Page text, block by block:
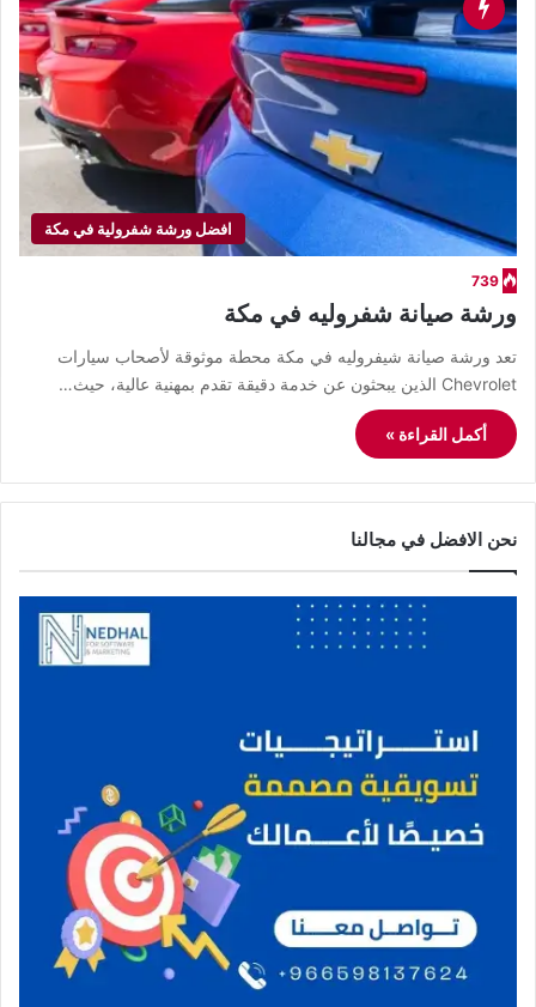
افضل ورشة شفرولية في مكة
739
ورشة صيانة شفروليه في مكة
تعد ورشة صيانة شيفروليه في مكة محطة موثوقة لأصحاب سيارات
Chevrolet الذين يبحثون عن خدمة دقيقة تقدم بمهنية عالية، حيث…
أكمل القراءة »
نحن الافضل في مجالنا